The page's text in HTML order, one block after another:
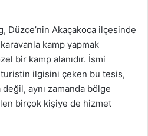
Düzce’nin Akaçakoca ilçesinde
kamp yapmak
bir kamp alanıdır. İsmi
ilgisini çeken bu tesis,
aynı zamanda bölge
birçok kişiye de hizmet